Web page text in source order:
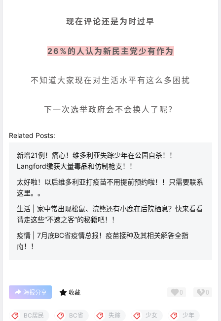
现在评论还是为时过早
26%的人认为新民主党少有作为
不知道大家现在对生活水平有这么多困扰
下一次选举政府会不会换人了呢？
Related Posts:
新增21例！痛心！维多利亚失踪少年在公园自杀！！
Langford缴获大量毒品和仿制枪支！！
太好啦！以后维多利亚打疫苗不用提前预约啦！！只需要联系
这里。。
生活 | 家中常出现松鼠、浣熊还有小鹿在后院栖息？快来看看
请走这些“不速之客”的秘籍吧！！
疫情 | 7月底BC省疫情总报！疫苗接种及其相关解答全指
南！！
海报分享 收藏 0 0
BC居民 BC省 失踪 少女 少年